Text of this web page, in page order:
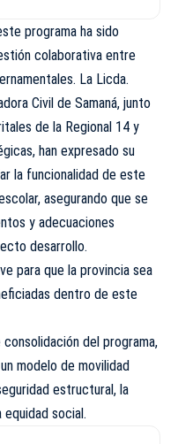
programa ha sido
colaborativa entre
La Licda.
Civil de Samaná, junto
de la Regional 14 y
han expresado su
la funcionalidad de este
asegurando que se
y adecuaciones
desarrollo.
para que la provincia sea
dentro de este
del programa,
modelo de movilidad
estructural, la
social.